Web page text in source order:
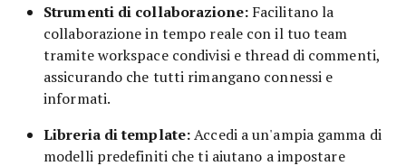
Strumenti di collaborazione:Facilitano la
collaborazione in tempo reale con il tuo team
tramite workspace condivisi e thread di commenti,
assicurando che tutti rimangano connessi e
informati.
Libreria di template: Accedi a un'ampia gamma di
modelli predefiniti che ti aiutano a impostare